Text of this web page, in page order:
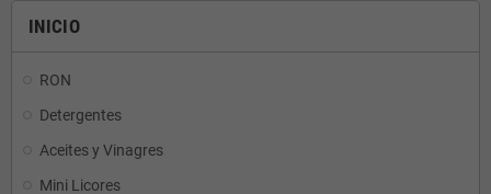
INICIO
RON
Detergentes
Aceites y Vinagres
Mini Licores